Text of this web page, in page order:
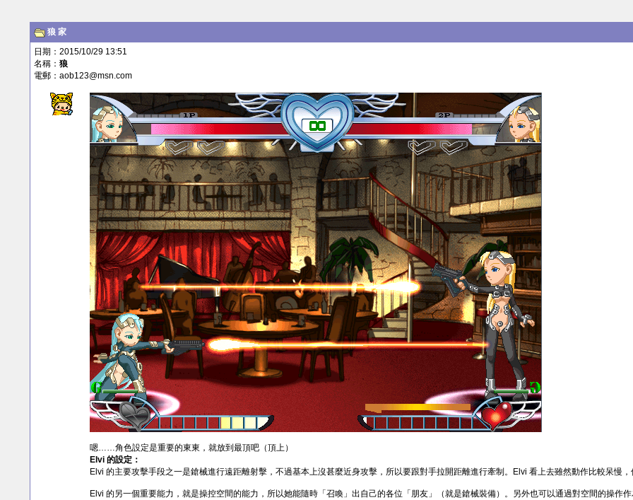
狼家
日期：2015/10/29 13:51
名稱： 狼
電郵： aob123@msn.com
嗯……角色設定是重要的東東，就放到最頂吧（頂上）
Elvi 的設定：
Elvi 的主要攻擊手段之一是鎗械進行遠距離射擊，不過基本上沒甚麼近身攻擊，所以要跟對手拉開距離進行牽制。Elvi 看上去雖然動作比較呆慢
Elvi 的另一個重要能力，就是操控空間的能力，所以她能隨時「召喚」出自己的各位「朋友」（就是鎗械裝備）。另外也可以通過對空間的操作